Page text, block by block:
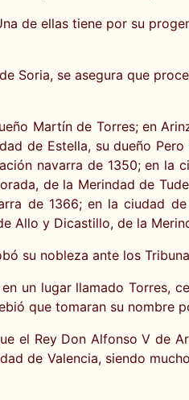
de ellas tiene por su
Soria, se asegura que
Martín de Torres; en
de Estella, su dueño
navarra de 1350; en la
de la Merindad de
de 1366; en la ciudad
Allo y Dicastillo, de la
su nobleza ante los
un lugar llamado Torres,
que tomaran su nombre
el Rey Don Alfonso V de
de Valencia, siendo